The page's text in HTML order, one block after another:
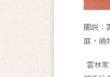
圖說：
庭，過
雲林